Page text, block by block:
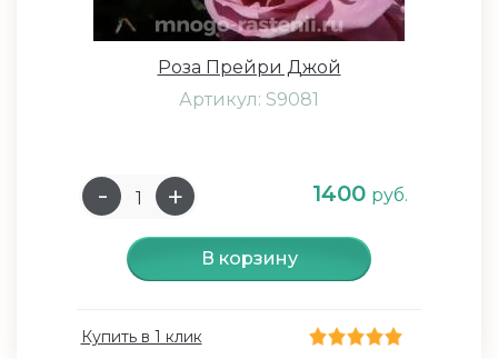
Роза Прейри Джой
Артикул: S9081
1400 руб.
В корзину
Купить в 1 клик